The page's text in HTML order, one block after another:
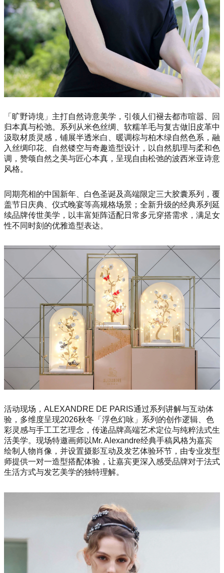
「旷野诗境」主打自然诗意美学，引领人们褪去都市喧嚣、回
归本真与松弛。系列从米色丝绸、软糯羊毛与复古做旧皮革中
汲取材质灵感，铺展半透米白、暖调棕与柏木绿自然色系，融
入丝绸印花、自然镂空与奇趣造型设计，以自然肌理与柔和色
调，赞颂自然之美与匠心本真，呈现自由松弛的波西米亚诗意
风格。
同期亮相的中国新年、白色圣诞及高端限定三大胶囊系列，覆
盖节日庆典、仪式晚宴等高规格场景；全新升级的经典系列延
续品牌传世美学，以丰富矩阵适配日常多元穿搭需求，满足女
性不同时刻的优雅造型表达。
活动现场，ALEXANDRE DE PARIS通过系列讲解与互动体
验，多维度呈现2026秋冬「浮色幻咏」系列的创作逻辑、色
彩灵感与手工工艺理念，传递品牌高端艺术定位与纯粹法式生
活美学。现场特邀画师以Mr. Alexandre经典手稿风格为嘉宾
绘制人物肖像，并设置摄影互动及发艺体验环节，由专业发型
师提供一对一造型搭配体验，让嘉宾更深入感受品牌对于法式
生活方式与发艺美学的独特理解。